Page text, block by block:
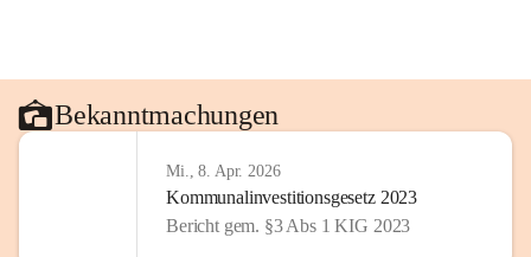
Bekanntmachungen
Mi., 8. Apr. 2026
Kommunalinvestitionsgesetz 2023
Bericht gem. §3 Abs 1 KIG 2023